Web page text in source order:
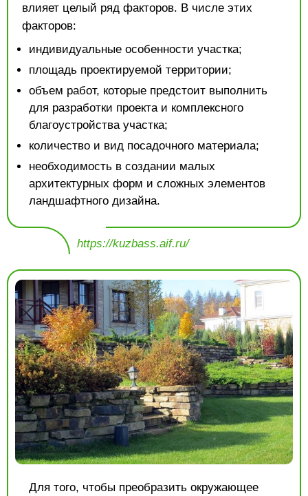
влияет целый ряд факторов. В числе этих
факторов:
индивидуальные особенности участка;
площадь проектируемой территории;
объем работ, которые предстоит выполнить
для разработки проекта и комплексного
благоустройства участка;
количество и вид посадочного материала;
необходимость в создании малых
архитектурных форм и сложных элементов
ландшафтного дизайна.
https://kuzbass.aif.ru/
Для того, чтобы преобразить окружающее